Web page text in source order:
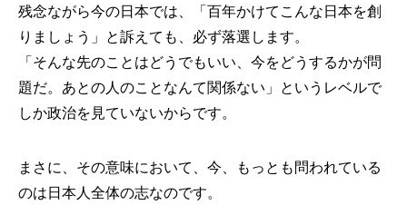
残念ながら今の日本では、「百年かけてこんな日本を創
りましょう」と訴えても、必ず落選します。
「そんな先のことはどうでもいい、今をどうするかが問
題だ。あとの人のことなんて関係ない」というレベルで
しか政治を見ていないからです。
まさに、その意味において、今、もっとも問われている
のは日本人全体の志なのです。